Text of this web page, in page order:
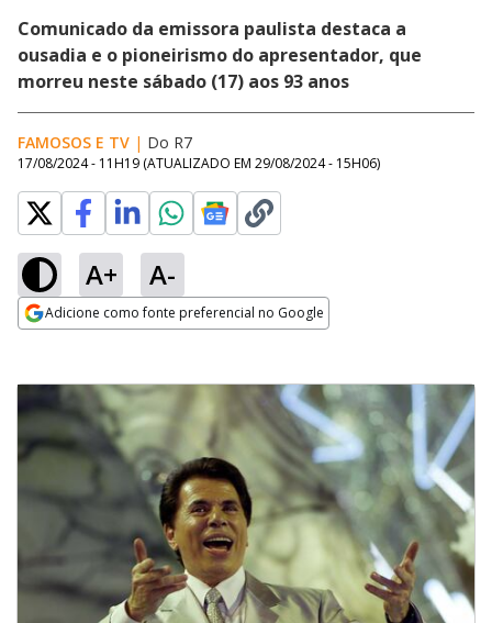
Comunicado da emissora paulista destaca a
ousadia e o pioneirismo do apresentador, que
morreu neste sábado (17) aos 93 anos
FAMOSOS E TV | Do R7
17/08/2024 - 11H19 (ATUALIZADO EM 29/08/2024 - 15H06)
A+ A-
Adicione como fonte preferencial no Google